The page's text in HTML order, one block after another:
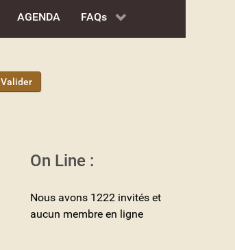
AGENDA FAQs
Valider
On Line :
Nous avons 1222 invités et
aucun membre en ligne